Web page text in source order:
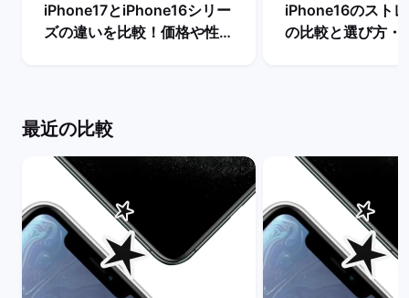
iPhone17とiPhone16シリー
ズの違いを比較！価格や性能
iPhone16のスト
の比較と選び方・
最近の比較